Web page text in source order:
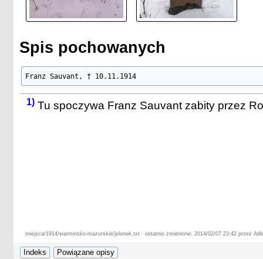
Spis pochowanych
Franz Sauvant, † 10.11.1914
1) Tu spoczywa Franz Sauvant zabity przez
miejsca/1914/warminsko-mazurskie/jelonek.txt · ostatnio zmienione: 2014/02/07 23:42 przez